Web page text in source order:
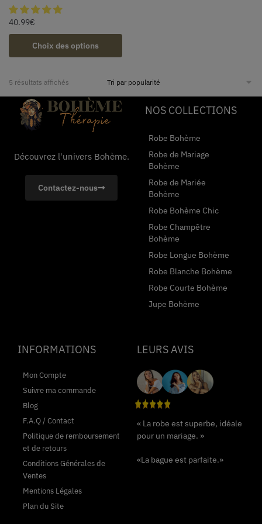
40.99€
Choix des options
5 résultats affichés
Découvrez l'univers Bohème.
Contactez-nous
NOS COLLECTIONS
Robe Bohème
Robe de Mariage
Bohème
Robe de Mariée
Bohème
Robe Bohème Chic
Robe Champêtre
Bohème
Robe Longue Bohème
Robe Blanche Bohème
Robe Courte Bohème
Jupe Bohème
INFORMATIONS
Mon Compte
Suivre ma commande
Blog
F.A.Q / Contact
Politique de remboursement
et de retours
Conditions Générales de
Ventes
Mentions Légales
Plan du Site
LEURS AVIS
« La robe est superbe, idéale
pour un mariage. »
«La bague est parfaite.»